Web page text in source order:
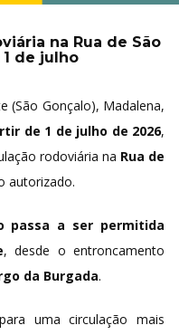
na Rua de São
de julho
(São Gonçalo), Madalena,
de 1 de julho de 2026,
rodoviária na Rua de
autorizado.
passa a ser permitida
, desde o entroncamento
da Burgada.
uma circulação mais